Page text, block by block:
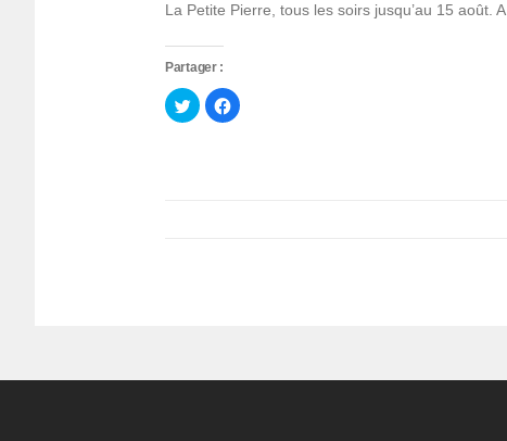
La Petite Pierre, tous les soirs jusqu’au 15 août.
Partager :
Cliquez
pour
partager
Cliquez
pour